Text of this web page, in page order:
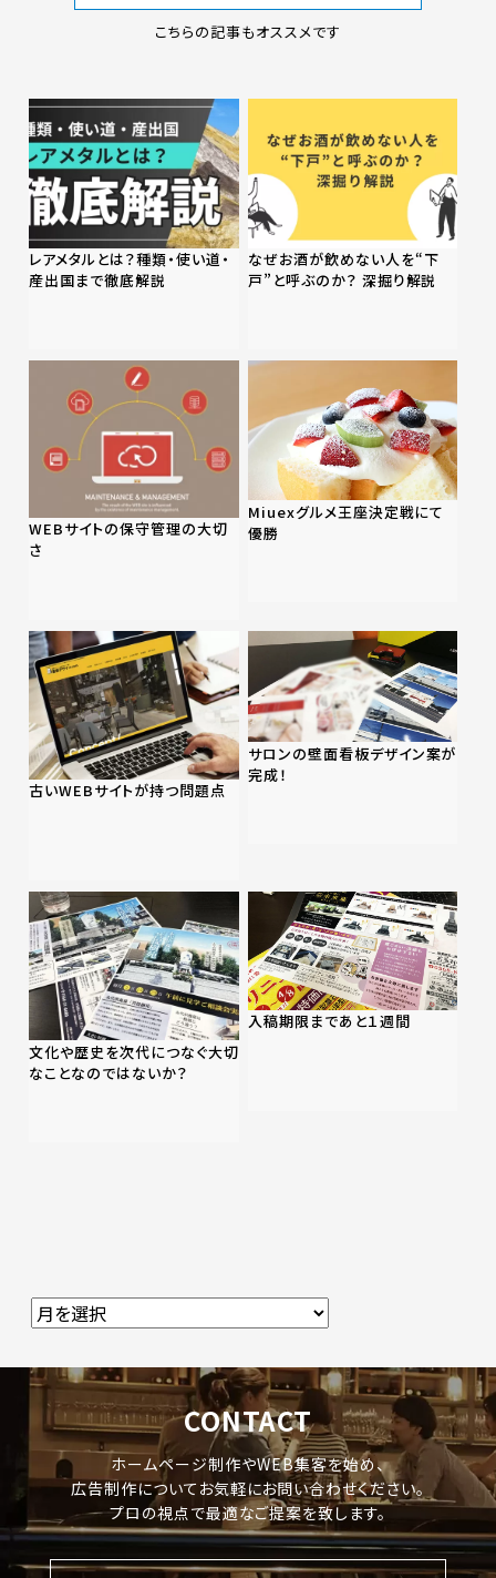
こちらの記事もオススメです
レアメタルとは？種類・使い道・
産出国まで徹底解説
なぜお酒が飲めない人を“下
戸”と呼ぶのか？ 深掘り解説
WEBサイトの保守管理の大切
さ
Miuexグルメ王座決定戦にて
優勝
古いWEBサイトが持つ問題点
サロンの壁面看板デザイン案が
完成！
文化や歴史を次代につなぐ大切
なことなのではないか？
入稿期限まであと１週間
CONTACT
ホームページ制作やWEB集客を始め、
広告制作についてお気軽にお問い合わせください。
プロの視点で最適なご提案を致します。